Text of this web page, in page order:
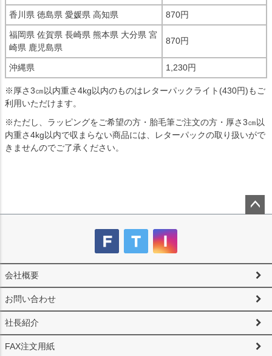
香川県 徳島県 愛媛県 高知県 870円
福岡県 佐賀県 長崎県 熊本県 大分県 宮
崎県 鹿児島県
870円
沖縄県 1,230円
※厚さ3㎝以内重さ4kg以内のものはレターパックライト(430円)もご
利用いただけます。
※ただし、ラッピングをご希望の方・胎毛筆ご注文の方・厚さ3㎝以
内重さ4kg以内で収まらない商品には、レターパックの取り扱いがで
きませんのでご了承ください。
会社概要
お問い合わせ
社長紹介
FAX注文用紙